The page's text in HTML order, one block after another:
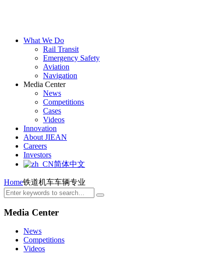
What We Do
Rail Transit
Emergency Safety
Aviation
Navigation
Media Center
News
Competitions
Cases
Videos
Innovation
About JIEAN
Careers
Investors
简体中文
Home铁道机车车辆专业
Media Center
News
Competitions
Videos